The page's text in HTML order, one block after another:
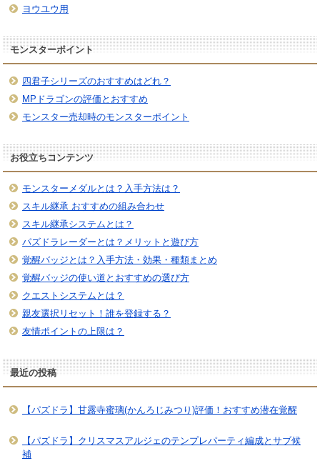
ヨウユウ用
モンスターポイント
四君子シリーズのおすすめはどれ？
MPドラゴンの評価とおすすめ
モンスター売却時のモンスターポイント
お役立ちコンテンツ
モンスターメダルとは？入手方法は？
スキル継承 おすすめの組み合わせ
スキル継承システムとは？
パズドラレーダーとは？メリットと遊び方
覚醒バッジとは？入手方法・効果・種類まとめ
覚醒バッジの使い道とおすすめの選び方
クエストシステムとは？
親友選択リセット！誰を登録する？
友情ポイントの上限は？
最近の投稿
【パズドラ】甘露寺蜜璃(かんろじみつり)評価！おすすめ潜在覚醒
【パズドラ】クリスマスアルジェのテンプレパーティ編成とサブ候
補